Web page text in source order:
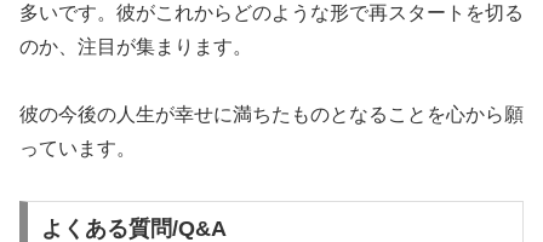
多いです。彼がこれからどのような形で再スタートを切る
のか、注目が集まります。
彼の今後の人生が幸せに満ちたものとなることを心から願
っています。
よくある質問/Q&A